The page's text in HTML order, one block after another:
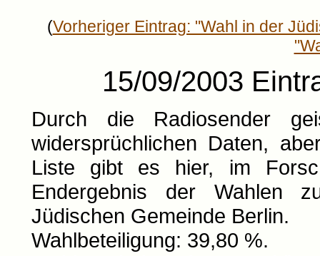
(Vorheriger Eintrag: "Wahl in der
15/09/2003
Durch die Radiosender
widersprüchlichen Daten,
Liste gibt es hier, im
Endergebnis der Wahlen
Jüdischen Gemeinde Berlin.
Wahlbeteiligung: 39,80 %.